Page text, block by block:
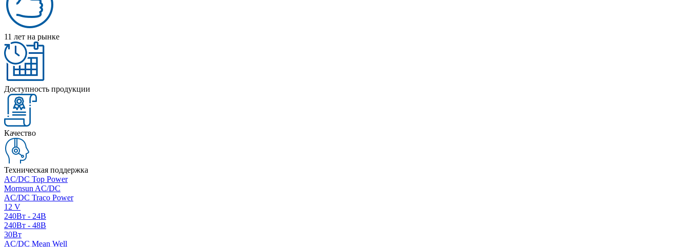
11 лет на рынке
Доступность продукции
Качество
Техническая поддержка
AC/DC Top Power
Mornsun AC/DC
AC/DC Traco Power
12 V
240Вт - 24В
240Вт - 48В
30Вт
AC/DC Mean Well